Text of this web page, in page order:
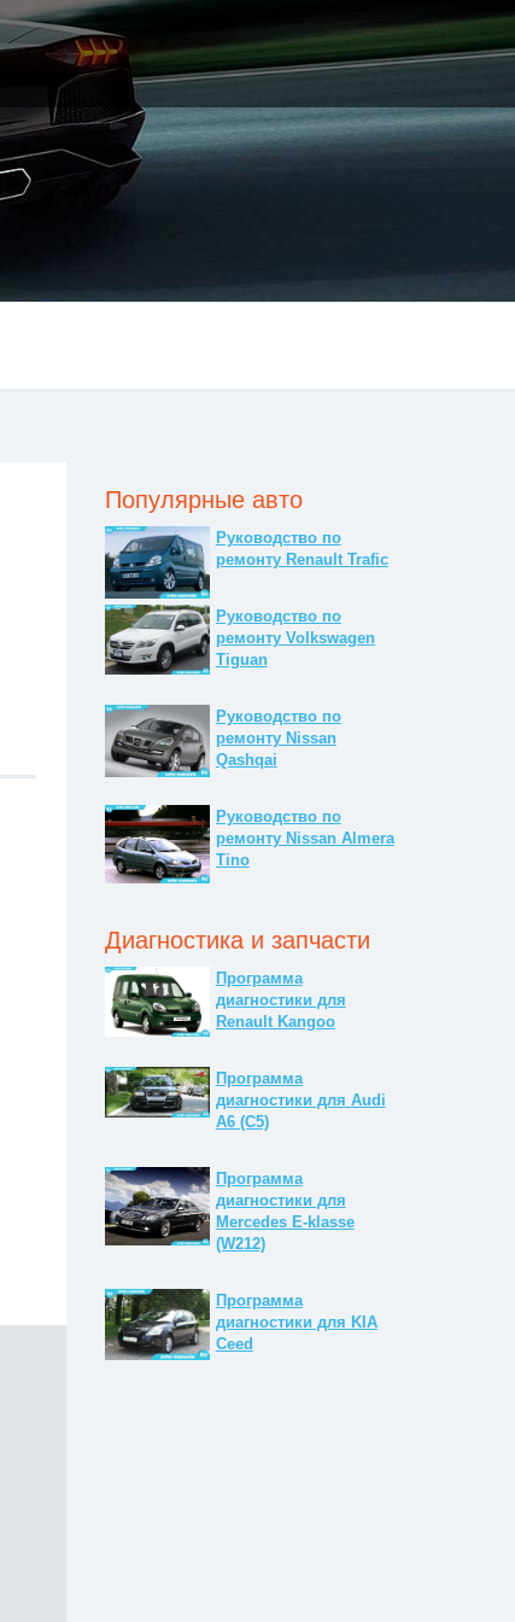
Популярные авто
Руководство по
ремонту Renault Trafic
Руководство по
ремонту Volkswagen
Tiguan
Руководство по
ремонту Nissan
Qashqai
Руководство по
ремонту Nissan Almera
Tino
Диагностика и запчасти
Программа
диагностики для
Renault Kangoo
Программа
диагностики для Audi
A6 (C5)
Программа
диагностики для
Mercedes E-klasse
(W212)
Программа
диагностики для KIA
Ceed